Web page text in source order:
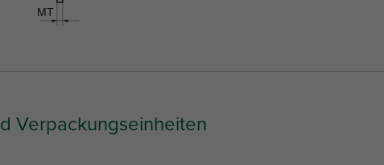
Verpackungseinheiten